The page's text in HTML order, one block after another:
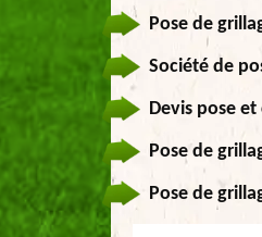
Pose de
Société de
Devis pose
Pose de
Pose de